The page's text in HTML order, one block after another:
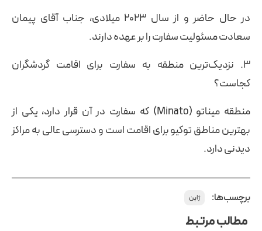
در حال حاضر و از سال ۲۰۲۳ میلادی، جناب آقای پیمان
سعادت مسئولیت سفارت را بر عهده دارند.
۳. نزدیک‌ترین منطقه به سفارت برای اقامت گردشگران
کجاست؟
منطقه میناتو (Minato) که سفارت در آن قرار دارد، یکی از
بهترین مناطق توکیو برای اقامت است و دسترسی عالی به مراکز
دیدنی دارد.
برچسب‌ها: ژاپن
مطالب مرتبط